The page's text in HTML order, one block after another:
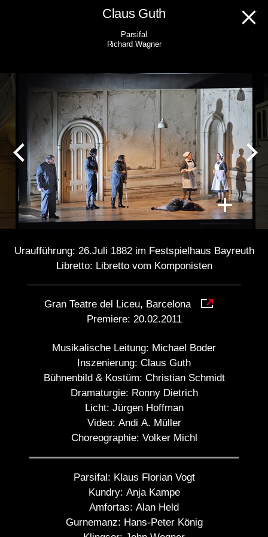
Claus Guth
Parsifal
Richard Wagner
Uraufführung: 26.Juli 1882 im Festspielhaus Bayreuth
Libretto: Libretto vom Komponisten
Gran Teatre del Liceu, Barcelona
Premiere: 20.02.2011
Musikalische Leitung: Michael Boder
Inszenierung: Claus Guth
Bühnenbild & Kostüm: Christian Schmidt
Dramaturgie: Ronny Dietrich
Licht: Jürgen Hoffman
Video: Andi A. Müller
Choreographie: Volker Michl
Parsifal: Klaus Florian Vogt
Kundry: Anja Kampe
Amfortas: Alan Held
Gurnemanz: Hans-Peter König